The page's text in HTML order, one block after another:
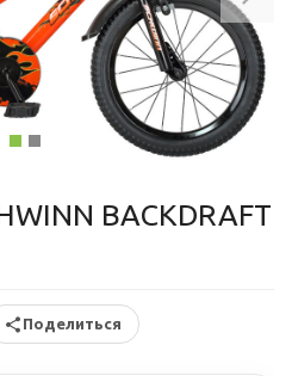
BACKDRAFT
Поделиться